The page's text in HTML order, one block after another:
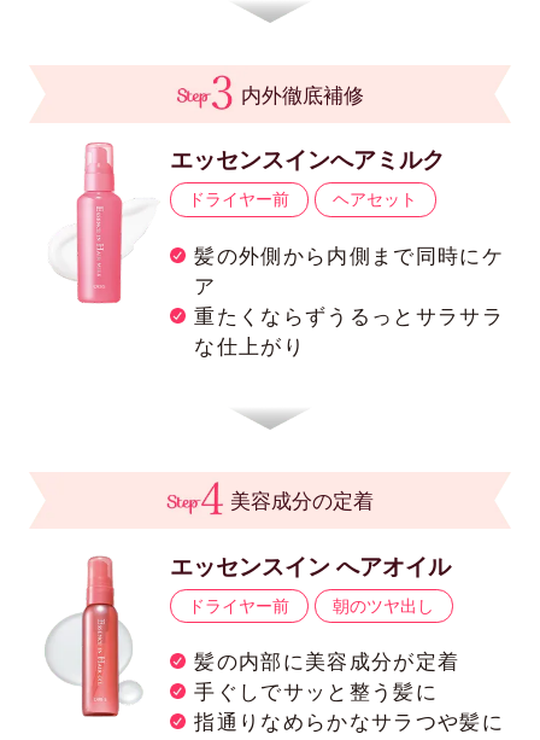
内外徹底補修
エッセンスインへアミルク
ドライヤー前 ヘアセット
髪の外側から内側まで同時にケ
ア
重たくならずうるっとサラサラ
な仕上がり
美容成分の定着
エッセンスイン へアオイル
ドライヤー前 朝のツヤ出し
髪の内部に美容成分が定着
手ぐしでサッと整う髪に
指通りなめらかなサラつや髪に